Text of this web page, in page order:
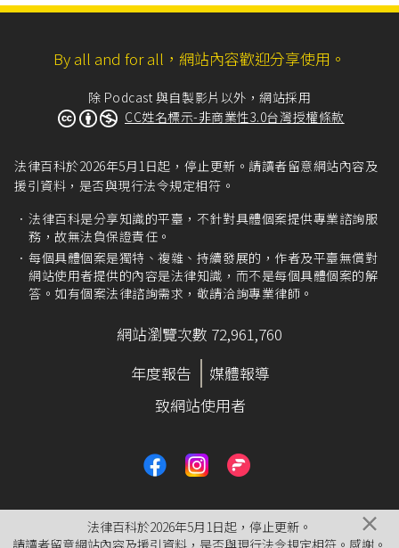
寶石等物，即能消災解厄、得福報庇佑，純屬宗
法驗證之，亦不能以被上訴人未證明具有法力，
最高法院98年度台上字第3709號刑事判決：「基
於信仰自由，人有權相信不能證明之事，相對
性。然宗教之社會行為與單純宗教信仰，尚有差
異，其恆與一般社會觀念相結合，並不脫離一般
社會之價值判斷，尤其以社會上之經濟活動為
是，不能與宗教信仰相提並論而主張受有絕對保
障。……
宗教信仰往往有『超經驗』或『形而上』認知，
固不能以人類當下之知識與能力予以檢驗，然宗
教之社會行為，所作所為仍建立在人與人之關係
因披有神或靈之外表而豁免法律之適用。」
臺灣新竹地方法院109年度易字第391號刑事判
：「顯然被告甲◯◯、乙◯◯於向告訴人等收
取如附表一各編號所示之過爐費、消災法會費用
後並未舉行任何消災法會，亦未將其等所販售之
嘛等具有特殊能力之人加持、過爐之事實，堪以
6號刑事判決。
By all and for all，網站內容歡迎分享使用。
除 Podcast 與自製影片以外，網站採用
CC姓名標示-非商業性3.0台灣授權條款
法律百科於2026年5月1日起，停止更新。請讀者留意網站內容及
援引資料，是否與現行法令規定相符。
法律百科是分享知識的平臺，不針對具體個案提供專業諮詢服
務，故無法負保證責任。
每個具體個案是獨特、複雜、持續發展的，作者及平臺無償對
網站使用者提供的內容是法律知識，而不是每個具體個案的解
答。如有個案法律諮詢需求，敬請洽詢專業律師。
網站瀏覽次數 72,961,760
年度報告
媒體報導
致網站使用者
法律百科於2026年5月1日起，停止更新。
請讀者留意網站內容及援引資料，是否與現行法令規定相符。感謝。
×